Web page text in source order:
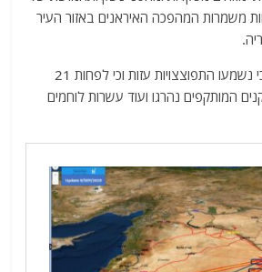
itt
c
b
o
k
משמרות המהפכה האיראנים באזור העיר
סוכנויות הידיעות דיווחו כי נשמעו התפוצצויות עזות וכי לפחות 21
המותקפים נהרגו ועוד עשרות לוחמים